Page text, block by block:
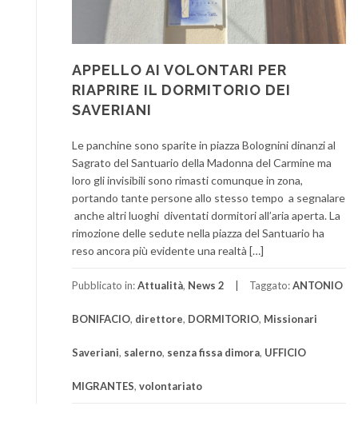
APPELLO AI VOLONTARI PER
RIAPRIRE IL DORMITORIO DEI
SAVERIANI
Le panchine sono sparite in piazza Bolognini dinanzi al
Sagrato del Santuario della Madonna del Carmine ma
loro gli invisibili sono rimasti comunque in zona,
portando tante persone allo stesso tempo a segnalare
anche altri luoghi diventati dormitori all’aria aperta. La
rimozione delle sedute nella piazza del Santuario ha
reso ancora più evidente una realtà […]
Pubblicato in:Attualità, News 2 Taggato:ANTONIO
BONIFACIO, direttore, DORMITORIO, Missionari
Saveriani, salerno, senza fissa dimora, UFFICIO
MIGRANTES, volontariato